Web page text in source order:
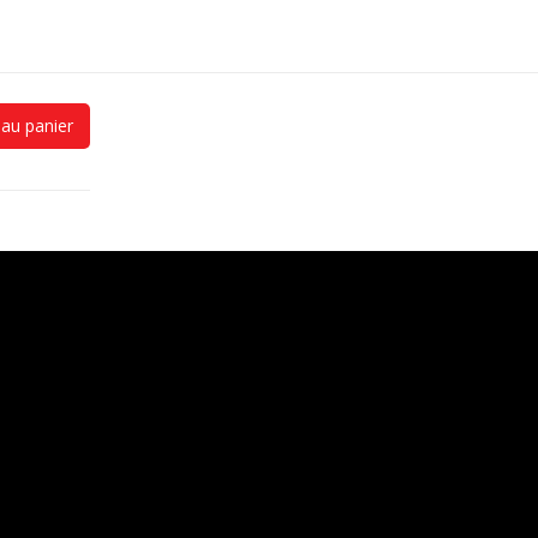
panier